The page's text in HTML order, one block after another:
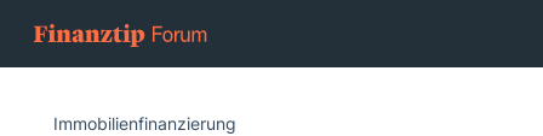
Immobilienfinanzierung